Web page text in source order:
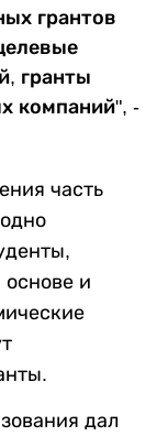
грантов
гранты
компаний", -
часть
и
дал